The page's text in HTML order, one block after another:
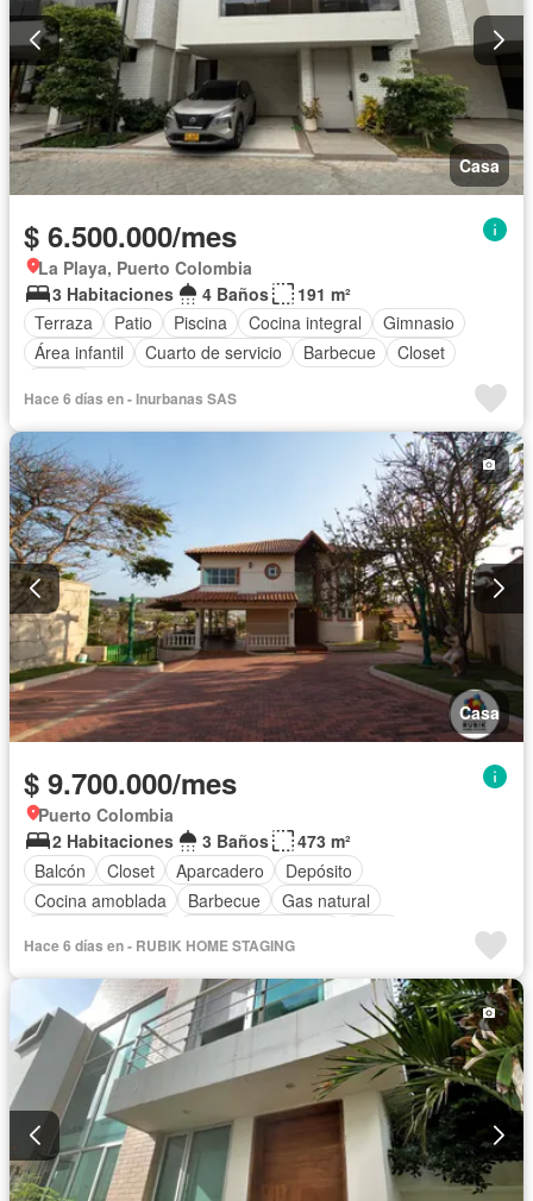
Casa
$ 6.500.000/mes
La Playa, Puerto Colombia
3 Habitaciones
4 Baños
191 m²
Terraza
Patio Piscina Cocina integral
Gimnasio
Área infantil
Cuarto de servicio Barbecue
Closet
Hace 6 días en - Inurbanas SAS
Casa
$ 9.700.000/mes
Puerto Colombia
2 Habitaciones
3 Baños
473 m²
Balcón
Closet Aparcadero
Depósito
Cocina amoblada
Barbecue
Gas natural
Hace 6 días en - RUBIK HOME STAGING